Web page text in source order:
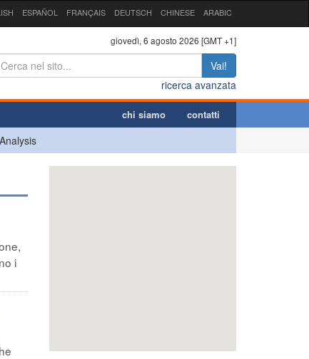
ESPAÑOL FRANÇAIS DEUTSCH CHINESE ARABIC
giovedì, 6 agosto 2026 [GMT +1]
Vai!
ricerca avanzata
chi siamo contatti
i